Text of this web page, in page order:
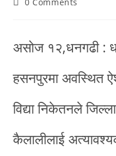
असोज १२,धनगढी :
हसनपुरमा अवस्थित
विद्या निकेतनले
कैलालीलाई